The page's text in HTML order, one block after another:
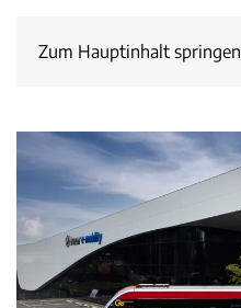
Zum Hauptinhalt springen